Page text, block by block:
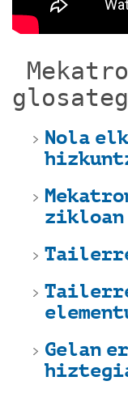
Nola
zikloan
Gelan